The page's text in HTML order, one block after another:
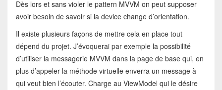
Dès lors et sans violer le pattern MVVM on peut supposer
avoir besoin de savoir si la device change d’orientation.
Il existe plusieurs façons de mettre cela en place tout
dépend du projet. J’évoquerai par exemple la possibilité
d’utiliser la messagerie MVVM dans la page de base qui, en
plus d’appeler la méthode virtuelle enverra un message à
qui veut bien l’écouter. Charge au ViewModel qui le désire